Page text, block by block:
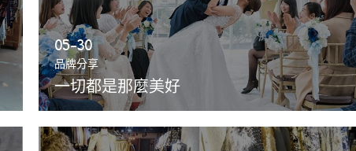
05-30
品牌分享
一切都是那麼美好